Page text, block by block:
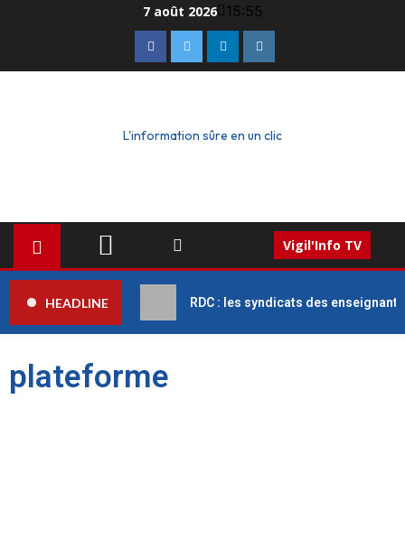
7 août 2026 15:55
L'information sûre en un clic
Vigil'Info TV
HEADLINE RDC : les syndicats des
plateforme